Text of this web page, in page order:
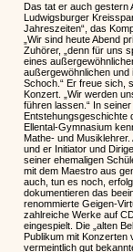
Das tat er auch gestern
Ludwigsburger
Jahreszeiten“, das
„Wir sind heute Abend
Zuhörer, „denn für uns
eines
außergewöhnlichen
Schoch.“ Er freue sich,
Konzert. „Wir werden
führen lassen.“ In
Entstehungsgeschichte
Ellental-Gymnasium
Mathe- und
und er Initiator und
seiner ehemaligen
mit dem Maestro aus
auch, tun es noch,
dokumentieren das
renommierte Geigen-
zahlreiche Werke auf
eingespielt. Die „alten
Publikum mit Konzerten
vermeintlich gut